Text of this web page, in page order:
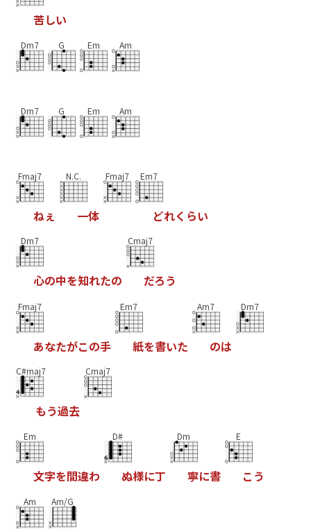
苦しい
Dm7 G Em Am
Dm7 G Em Am
Fmaj7
ねぇ
N.C.
一体
Fmaj7 Em7
どれく らい
Dm7
心の中を知れたの
Cmaj7
だろう
Fmaj7
あなたがこの手
Em7
紙を書いた
Am7
のは
Dm7
C#maj7
もう過去
Cmaj7
Em
文字を間違わ
D#
ぬ様に丁
Dm
寧に書
E
こ う
Am Am/G